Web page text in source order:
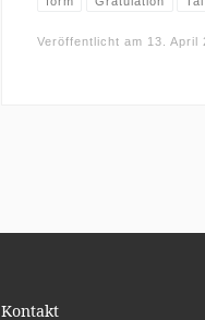
Veröffentlicht am 13. April
Kontakt